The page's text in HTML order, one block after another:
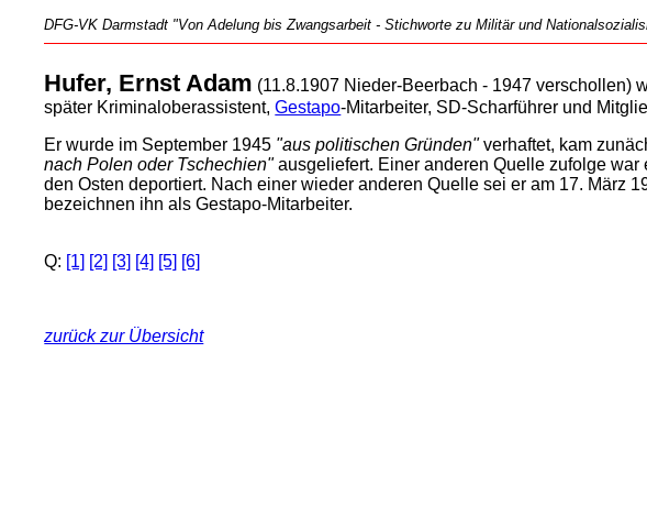
DFG-VK Darmstadt "Von Adelung bis Zwangsarbeit - Stichworte zu Militär und
Hufer, Ernst Adam (11.8.1907 Nieder-Beerbach - 1947 verschollen)
später Kriminaloberassistent,Gestapo-Mitarbeiter, SD-Scharführer und
Er wurde im September 1945 "aus politischen Gründen"verhaftet, kam
nach Polen oder Tschechien"ausgeliefert. Einer anderen Quelle zufolge war
den Osten deportiert. Nach einer wieder anderen Quelle sei er am 17. März
bezeichnen ihn als Gestapo-Mitarbeiter.
Q: [1] [2] [3] [4] [5] [6]
zurück zur Übersicht